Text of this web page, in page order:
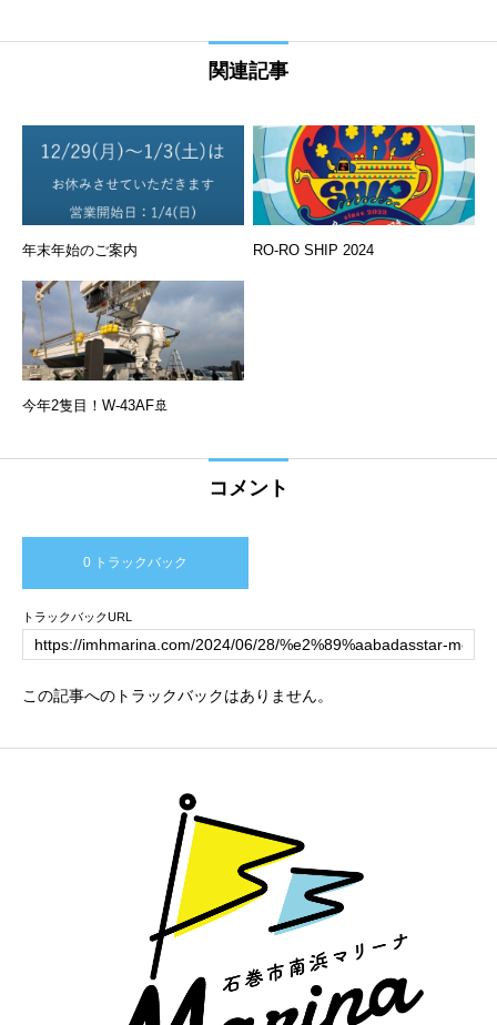
関連記事
年末年始のご案内 RO-RO SHIP 2024
今年2隻目！W-43AF🚢
コメント
0 トラックバック
トラックバックURL
この記事へのトラックバックはありません。